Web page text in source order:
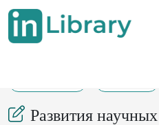
Развития